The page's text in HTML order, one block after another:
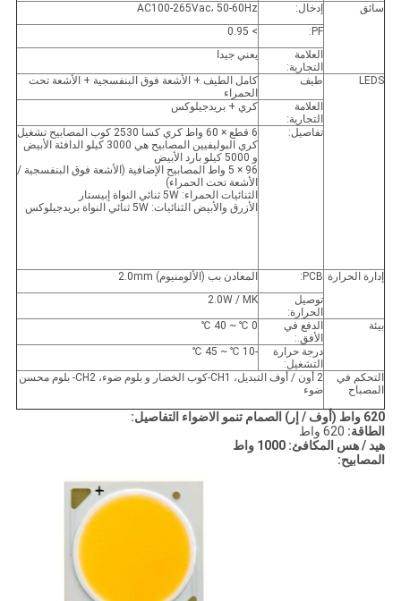
سائق
إدخال:
AC100-265Vac، 50-60Hz
PF:
> 0.95
العلامة
التجارية:
يعني جيدا
LEDS طيف
كامل الطيف + الأشعة فوق البنفسجية + الأشعة تحت
الحمراء
العلامة
التجارية:
كري + بريدجيلوكس
تفاصيل:
6 قطع × 60 واط كري كسا 2530 كوب المصابيح تشغيل
كري البوليفيين المصابيح هي 3000 كيلو الدافئة الأبيض
و 5000 كيلو بارد الأبيض
96 × 5 واط المصابيح الإضافية (الأشعة فوق البنفسجية /
الأشعة تحت الحمراء)
الثنائيات الحمراء: 5W ثنائي النواة إبيستار
الأزرق والأبيض الثنائيات: 5W ثنائي النواة بريدجيلوكس
إدارة الحرارة PCB:
المعادن بب (الألومنيوم) 2.0mm
توصيل
الحرارة:
2.0W / MK
بيئة
الدفع في
الأفق.:
0 ℃ ~ 40 ℃
درجة حرارة
التشغيل:
-10 ℃ ~ 45 ℃
التحكم في
المصباح
2 أون / أوف التبديل، CH1-كوب الخضار و بلوم ضوء، CH2- بلوم محسن
ضوء
620 واط (أوف / إر) الصمام تنمو الاضواء التفاصيل:
الطاقة:
هيد / هس المكافئ: 1000
واط
المصابيح: